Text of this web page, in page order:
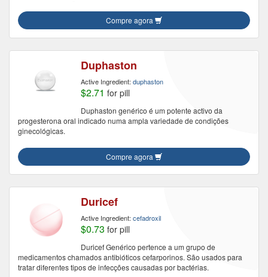
Compre agora
Duphaston
Active Ingredient: duphaston
$2.71 for pill
Duphaston genérico é um potente activo da
progesterona oral indicado numa ampla variedade de condições
ginecológicas.
Compre agora
Duricef
Active Ingredient: cefadroxil
$0.73 for pill
Duricef Genérico pertence a um grupo de
medicamentos chamados antibióticos cefarporinos. São usados para
tratar diferentes tipos de infecções causadas por bactérias.